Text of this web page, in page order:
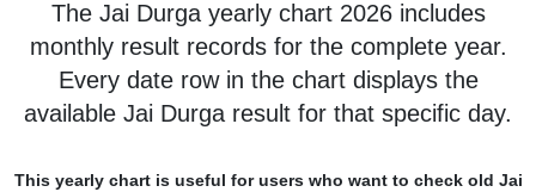
The Jai Durga yearly chart 2026 includes
monthly result records for the complete year.
Every date row in the chart displays the
available Jai Durga result for that specific day.
This yearly chart is useful for users who want to check old Jai